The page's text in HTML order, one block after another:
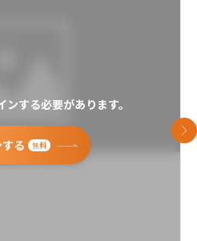
する必要があります。
る 無料
次